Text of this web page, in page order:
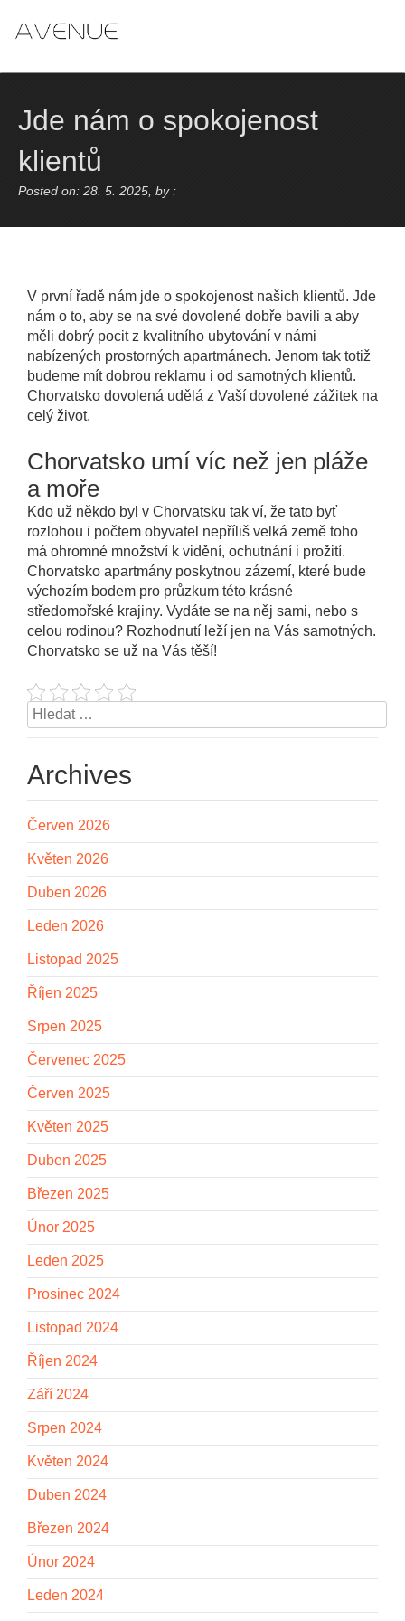
Jde nám o spokojenost
klientů
Posted on: 28. 5. 2025, by :
V první řadě nám jde o spokojenost našich klientů. Jde
nám o to, aby se na své dovolené dobře bavili a aby
měli dobrý pocit z kvalitního ubytování v námi
nabízených prostorných apartmánech. Jenom tak totiž
budeme mít dobrou reklamu i od samotných klientů.
Chorvatsko dovolená udělá z Vaší dovolené zážitek na
celý život.
Chorvatsko umí víc než jen pláže
a moře
Kdo už někdo byl v Chorvatsku tak ví, že tato byť
rozlohou i počtem obyvatel nepříliš velká země toho
má ohromné množství k vidění, ochutnání i prožití.
Chorvatsko apartmány poskytnou zázemí, které bude
výchozím bodem pro průzkum této krásné
středomořské krajiny. Vydáte se na něj sami, nebo s
celou rodinou? Rozhodnutí leží jen na Vás samotných.
Chorvatsko se už na Vás těší!
Vyhledávání
Archives
Červen 2026
Květen 2026
Duben 2026
Leden 2026
Listopad 2025
Říjen 2025
Srpen 2025
Červenec 2025
Červen 2025
Květen 2025
Duben 2025
Březen 2025
Únor 2025
Leden 2025
Prosinec 2024
Listopad 2024
Říjen 2024
Září 2024
Srpen 2024
Květen 2024
Duben 2024
Březen 2024
Únor 2024
Leden 2024